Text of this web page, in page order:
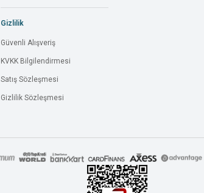
Gizlilik
Güvenli Alışveriş
KVKK Bilgilendirmesi
Satış Sözleşmesi
Gizlilik Sözleşmesi